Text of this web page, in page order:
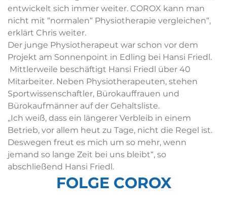
entwickelt sich immer weiter. COROX kann man
nicht mit “normalen“ Physiotherapie vergleichen“,
erklärt Chris weiter.
Der junge Physiotherapeut war schon vor dem
Projekt am Sonnenpoint in Edling bei Hansi Friedl.
Mittlerweile beschäftigt Hansi Friedl über 40
Mitarbeiter. Neben Physiotherapeuten, stehen
Sportwissenschaftler, Bürokauffrauen und
Bürokaufmänner auf der Gehaltsliste.
„Ich weiß, dass ein längerer Verbleib in einem
Betrieb, vor allem heut zu Tage, nicht die Regel ist.
Deswegen freut es mich um so mehr, wenn
jemand so lange Zeit bei uns bleibt“, so
abschließend Hansi Friedl.
FOLGE COROX